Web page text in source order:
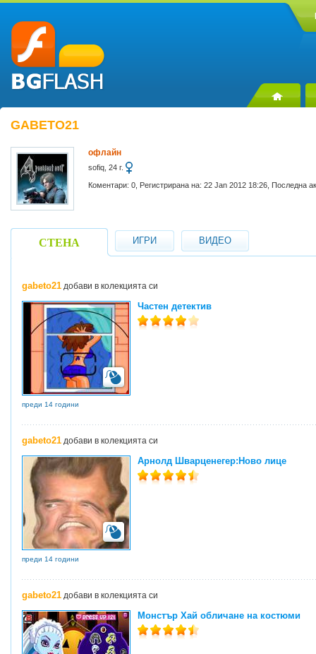
GABETO21
офлайн
sofiq, 24 г.
Коментари: 0, Регистрирана на: 22 Jan 2012 18:26, Последна
СТЕНА ИГРИ ВИДЕО
gabeto21 добави в колекцията си
Частен детектив
преди 14 години
gabeto21 добави в колекцията си
Арнолд Шварценегер:Ново лице
преди 14 години
gabeto21 добави в колекцията си
Монстър Хай обличане на костюми